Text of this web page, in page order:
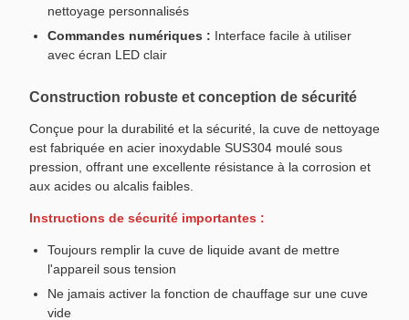
nettoyage personnalisés
Commandes numériques : Interface facile à utiliser
avec écran LED clair
Construction robuste et conception de sécurité
Conçue pour la durabilité et la sécurité, la cuve de nettoyage
est fabriquée en acier inoxydable SUS304 moulé sous
pression, offrant une excellente résistance à la corrosion et
aux acides ou alcalis faibles.
Instructions de sécurité importantes :
Toujours remplir la cuve de liquide avant de mettre
l'appareil sous tension
Ne jamais activer la fonction de chauffage sur une cuve
vide